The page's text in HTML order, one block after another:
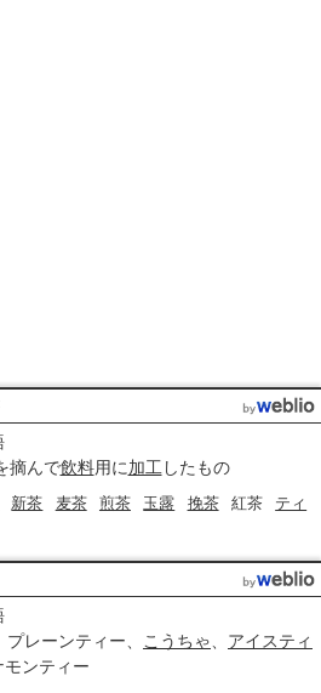
摘んで飲料用に加工したもの
新茶 麦茶 煎茶 玉露 挽茶 紅茶
ティ
プレーンティー こうちゃ
アイスティ
モンティー